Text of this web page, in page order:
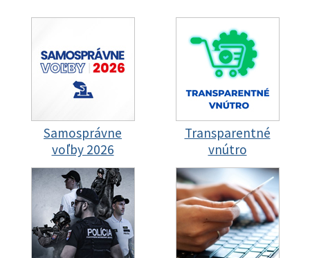
Samosprávne
voľby 2026
Transparentné
vnútro